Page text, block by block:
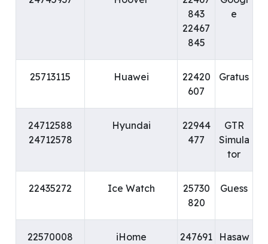
e
843
22467
845
Gratus
22420
607
Huawei
25713115
GTR
Simula
tor
22944
477
Hyundai
24712588
24712578
Guess
25730
820
Ice Watch
22435272
Hasaw
247691
iHome
22570008